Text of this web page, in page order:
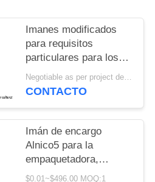
Imanes modificados
para requisitos
particulares para los
imanes permanentes
de NdFeB de la tierra
motor de fan del coche
Negotiable as per project details MOQ:Orden de la muestra
CONTACTO
Imán de encargo
Alnico5 para la
empaquetadora,
imanes des alta
$0.01~$496.00 MOQ:1